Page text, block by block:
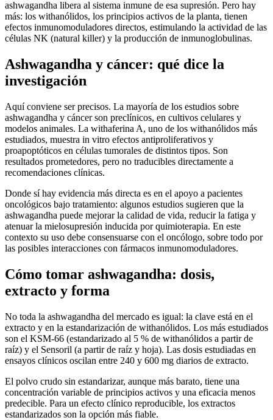
ashwagandha libera al sistema inmune de esa supresión. Pero hay
más: los withanólidos, los principios activos de la planta, tienen
efectos inmunomoduladores directos, estimulando la actividad de las
células NK (natural killer) y la producción de inmunoglobulinas.
Ashwagandha y cáncer: qué dice la
investigación
Aquí conviene ser precisos. La mayoría de los estudios sobre
ashwagandha y cáncer son preclínicos, en cultivos celulares y
modelos animales. La withaferina A, uno de los withanólidos más
estudiados, muestra in vitro efectos antiproliferativos y
proapoptóticos en células tumorales de distintos tipos. Son
resultados prometedores, pero no traducibles directamente a
recomendaciones clínicas.
Donde sí hay evidencia más directa es en el apoyo a pacientes
oncológicos bajo tratamiento: algunos estudios sugieren que la
ashwagandha puede mejorar la calidad de vida, reducir la fatiga y
atenuar la mielosupresión inducida por quimioterapia. En este
contexto su uso debe consensuarse con el oncólogo, sobre todo por
las posibles interacciones con fármacos inmunomoduladores.
Cómo tomar ashwagandha: dosis,
extracto y forma
No toda la ashwagandha del mercado es igual: la clave está en el
extracto y en la estandarización de withanólidos. Los más estudiados
son el KSM-66 (estandarizado al 5 % de withanólidos a partir de
raíz) y el Sensoril (a partir de raíz y hoja). Las dosis estudiadas en
ensayos clínicos oscilan entre 240 y 600 mg diarios de extracto.
El polvo crudo sin estandarizar, aunque más barato, tiene una
concentración variable de principios activos y una eficacia menos
predecible. Para un efecto clínico reproducible, los extractos
estandarizados son la opción más fiable.